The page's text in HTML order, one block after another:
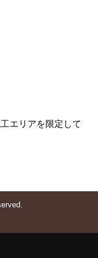
エリアを限定して